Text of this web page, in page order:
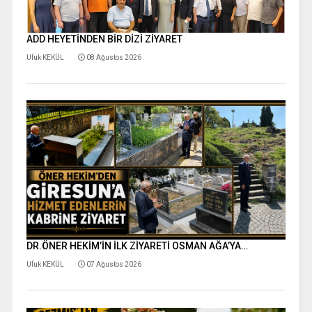
ADD HEYETİNDEN BİR DİZİ ZİYARET
Ufuk KEKÜL 08 Ağustos 2026
DR.ÖNER HEKİM’İN İLK ZİYARETİ OSMAN AĞA’YA…
Ufuk KEKÜL 07 Ağustos 2026